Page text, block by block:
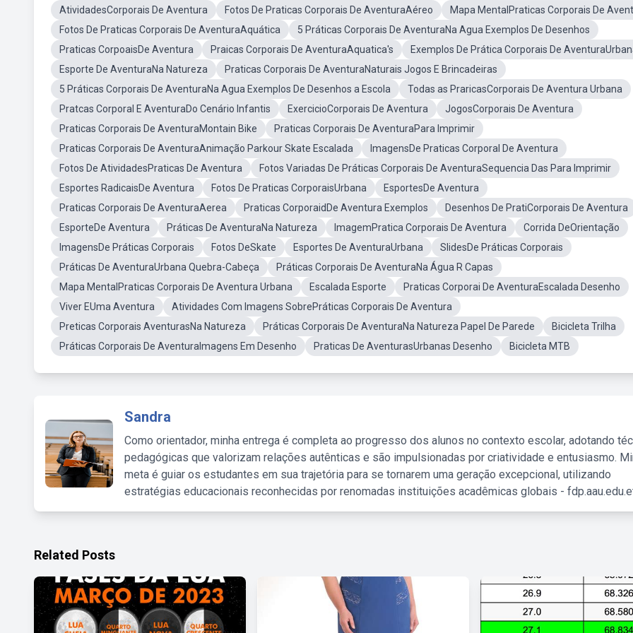
AtividadesCorporais De Aventura
Fotos De Praticas Corporais De AventuraAéreo
Mapa MentalPraticas Corporais De
Fotos De Praticas Corporais De AventuraAquática
5 Práticas Corporais De AventuraNa Agua Exemplos De Desenhos
Praticas CorpoaisDe Aventura
Praicas Corporais De AventuraAquatica's
Exemplos De Prática Corporais De
Esporte De AventuraNa Natureza
Praticas Corporais De AventuraNaturais Jogos E Brincadeiras
5 Práticas Corporais De AventuraNa Agua Exemplos De Desenhos a Escola
Todas as PraricasCorporais De Aventura Urbana
Pratcas Corporal E AventuraDo Cenário Infantis
ExercicioCorporais De Aventura
JogosCorporais De Aventura
Praticas Corporais De AventuraMontain Bike
Praticas Corporais De AventuraPara Imprimir
Praticas Corporais De AventuraAnimação Parkour Skate Escalada
ImagensDe Praticas Corporal De Aventura
Fotos De AtividadesPraticas De Aventura
Fotos Variadas De Práticas Corporais De AventuraSequencia Das Para Imprimir
Esportes RadicaisDe Aventura
Fotos De Praticas CorporaisUrbana
EsportesDe Aventura
Praticas Corporais De AventuraAerea
Praticas CorporaidDe Aventura Exemplos
Desenhos De PratiCorporais De Aventura
EsporteDe Aventura
Práticas De AventuraNa Natureza ImagemPratica Corporais De Aventura
Corrida DeOrientação
ImagensDe Práticas Corporais
Fotos DeSkate Esportes De AventuraUrbana
SlidesDe Práticas Corporais
Práticas De AventuraUrbana Quebra-Cabeça
Práticas Corporais De AventuraNa Água R Capas
Mapa MentalPraticas Corporais De Aventura Urbana
Escalada Esporte
Praticas Corporai De AventuraEscalada Desenho
Viver EUma Aventura
Atividades Com Imagens SobrePráticas Corporais De Aventura
Preticas Corporais AventurasNa Natureza
Práticas Corporais De AventuraNa Natureza Papel De Parede
Bicicleta Trilha
Práticas Corporais De AventuraImagens Em Desenho
Praticas De AventurasUrbanas Desenho Bicicleta MTB
Sandra
Como orientador, minha entrega é completa ao progresso dos alunos no contexto escolar, adotando
pedagógicas que valorizam relações autênticas e são impulsionadas por criatividade e entusiasmo.
meta é guiar os estudantes em sua trajetória para se tornarem uma geração excepcional, utilizando
estratégias educacionais reconhecidas por renomadas instituições acadêmicas globais -
Related Posts